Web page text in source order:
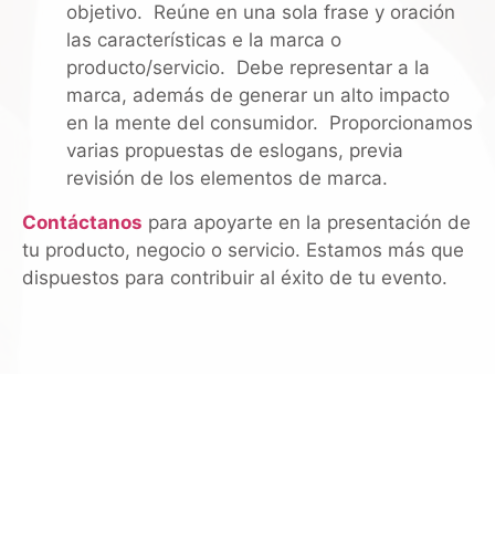
objetivo. Reúne en una sola frase y oración
las características e la marca o
producto/servicio. Debe representar a la
marca, además de generar un alto impacto
en la mente del consumidor. Proporcionamos
varias propuestas de eslogans, previa
revisión de los elementos de marca.
Contáctanos para apoyarte en la presentación de
tu producto, negocio o servicio. Estamos más que
dispuestos para contribuir al éxito de tu evento.